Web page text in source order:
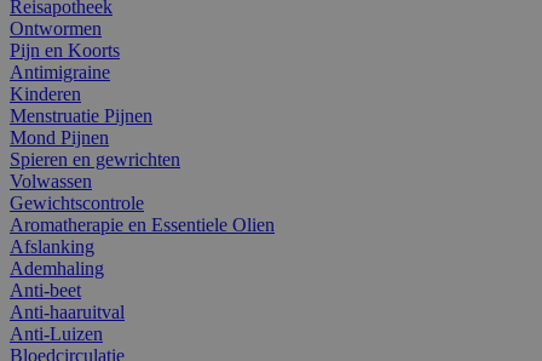
Reisapotheek
Ontwormen
Pijn en Koorts
Antimigraine
Kinderen
Menstruatie Pijnen
Mond Pijnen
Spieren en gewrichten
Volwassen
Gewichtscontrole
Aromatherapie en Essentiele Olien
Afslanking
Ademhaling
Anti-beet
Anti-haaruitval
Anti-Luizen
Bloedcirculatie